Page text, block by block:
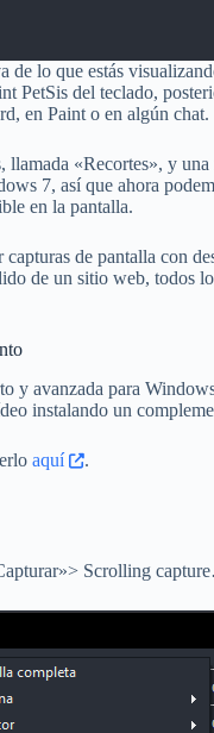
de lo que estás
PetSis del teclado,
en Paint o en algún chat.
llamada «Recortes», y
7, así que ahora
en la pantalla.
de pantalla con
de un sitio web, todos
y avanzada para
instalando un
aquí .
Scrolling